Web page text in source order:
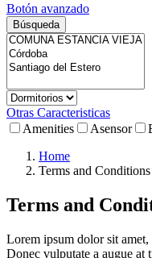
Botón avanzado
Búsqueda
Otras Caracteristicas
Amenities
Asensor
Home
Terms and Conditions
Terms and
Lorem ipsum dolor sit
Donec vulputate a augue at